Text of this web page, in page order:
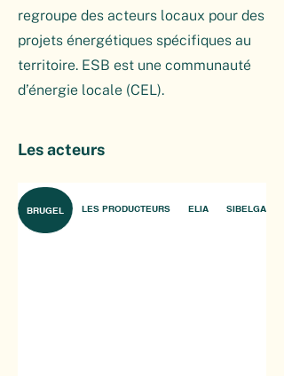
regroupe des acteurs locaux pour des
projets énergétiques spécifiques au
territoire. ESB est une communauté
d’énergie locale (CEL).
Les acteurs
BRUGEL LES PRODUCTEURS ELIA SIBELGA